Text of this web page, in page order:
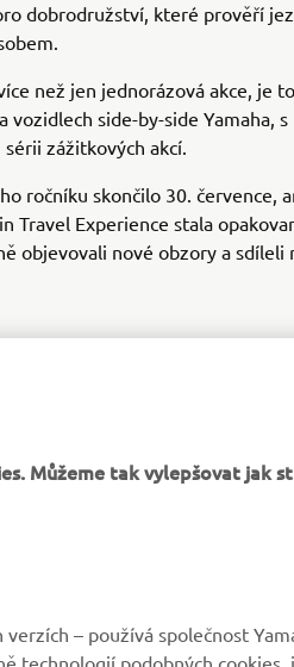
dobrodružství, které prověří
než jen jednorázová akce, je
vozidlech side-by-side Yamaha,
zážitkových akcí.
ročníku skončilo 30. července,
Travel Experience stala
objevovali nové obzory a
Můžeme tak vylepšovat jak
– používá společnost
technologií podobných cookies,